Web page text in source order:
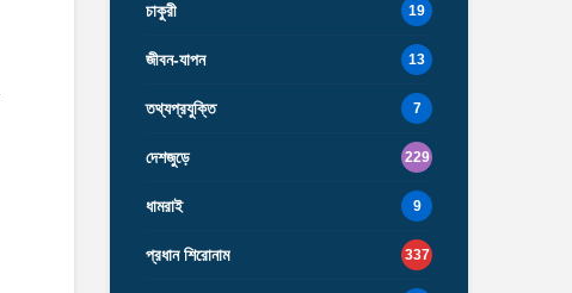
চাকুরী 19
জীবন-যাপন 13
তথ্যপ্রযুক্তি 7
দেশজুড়ে 229
ধামরাই 9
প্রধান শিরোনাম 337